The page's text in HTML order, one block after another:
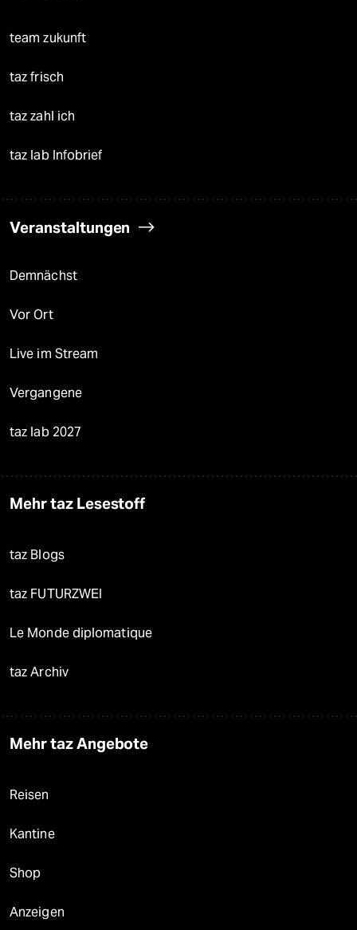
team zukunft
taz frisch
taz zahl ich
taz lab Infobrief
Veranstaltungen
Demnächst
Vor Ort
Live im Stream
Vergangene
taz lab 2027
Mehr taz Lesestoff
taz Blogs
taz FUTURZWEI
Le Monde diplomatique
taz Archiv
Mehr taz Angebote
Reisen
Kantine
Shop
Anzeigen